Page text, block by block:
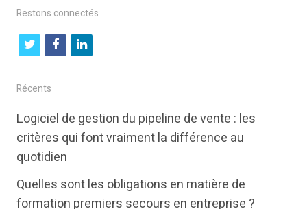
Restons connectés
t
i
t
t
e
f
b
o
k
l
e
i
n
Récents
Logiciel de gestion du pipeline de vente : les
critères qui font vraiment la différence au
quotidien
Quelles sont les obligations en matière de
formation premiers secours en entreprise ?